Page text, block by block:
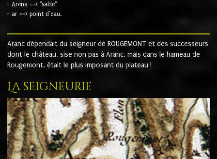
- Arena ==> "sable"
- ar ==> point d'eau.
Aranc dépendait du seigneur de ROUGEMONT et des successeurs
dont le château, sise non pas à Aranc, mais dans le hameau de
Rougemont, était le plus imposant du plateau !
La seigneurie